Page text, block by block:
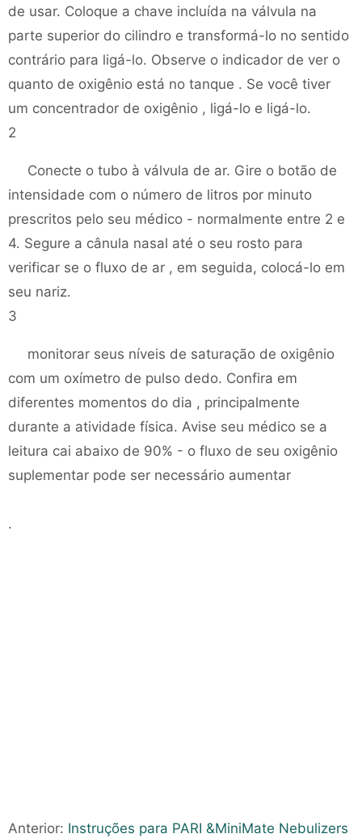
de usar. Coloque a chave incluída na válvula na
parte superior do cilindro e transformá-lo no sentido
contrário para ligá-lo. Observe o indicador de ver o
quanto de oxigênio está no tanque . Se você tiver
um concentrador de oxigênio , ligá-lo e ligá-lo.
2
Conecte o tubo à válvula de ar. Gire o botão de
intensidade com o número de litros por minuto
prescritos pelo seu médico - normalmente entre 2 e
4. Segure a cânula nasal até o seu rosto para
verificar se o fluxo de ar , em seguida, colocá-lo em
seu nariz.
3
monitorar seus níveis de saturação de oxigênio
com um oxímetro de pulso dedo. Confira em
diferentes momentos do dia , principalmente
durante a atividade física. Avise seu médico se a
leitura cai abaixo de 90% - o fluxo de seu oxigênio
suplementar pode ser necessário aumentar
.
Anterior: Instruções para PARI &MiniMate Nebulizers